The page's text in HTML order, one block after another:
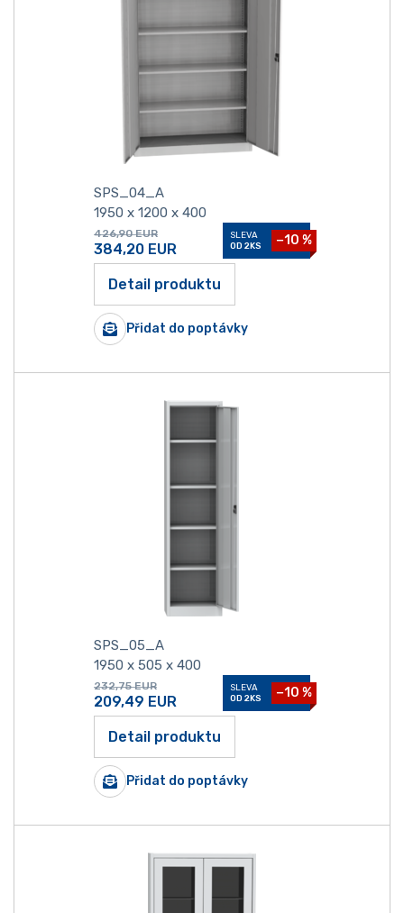
SPS_04_A
1950 x 1200 x 400
426,90 EUR
384,20 EUR
SLEVA
OD 2KS
−10 %
Detail produktu
Přidat do poptávky
SPS_05_A
1950 x 505 x 400
232,75 EUR
209,49 EUR
SLEVA
OD 2KS
−10 %
Detail produktu
Přidat do poptávky